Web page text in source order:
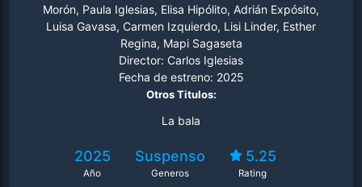
Soviética durante la Segunda Guerra Mundial. Las
averiguaciones sobre la causa de la muerte acaecida
hace ochenta años removerán todas sus certezas.
Morón, Paula Iglesias, Elisa Hipólito, Adrián Expósito,
Luisa Gavasa, Carmen Izquierdo, Lisi Linder, Esther
Regina, Mapi Sagaseta
Director: Carlos Iglesias
Fecha de estreno: 2025
Otros Titulos:
La bala
2025
Año
Suspenso
Generos
5.25
Rating